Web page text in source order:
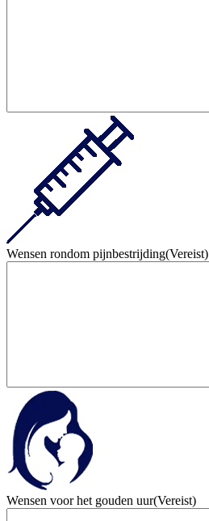
Wensen rondom pijnbestrijding(Vereist)
Wensen voor het gouden uur(Vereist)